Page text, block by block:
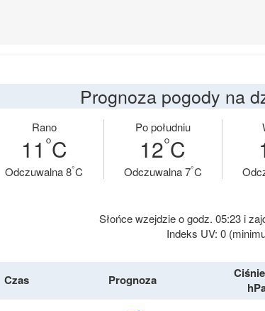
Prognoza pogody na
Rano
11 °C
Odczuwalna 8°C
Po południu
12°C
Odczuwalna 7°C
Słońce wzejdzie o godz. 05:23 i
Indeks UV: 0
Czas Prognoza